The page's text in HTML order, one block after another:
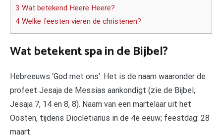
3 Wat betekend Heere Heere?
4 Welke feesten vieren de christenen?
Wat betekent spa in de Bijbel?
Hebreeuws ‘God met ons’. Het is de naam waaronder de
profeet Jesaja de Messias aankondigt (zie de Bijbel,
Jesaja 7, 14 en 8, 8). Naam van een martelaar uit het
Oosten, tijdens Diocletianus in de 4e eeuw; feestdag: 28
maart.